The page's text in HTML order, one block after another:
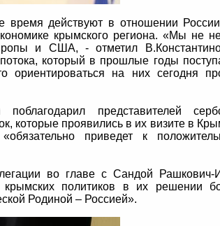
время действуют в отношении
крымского региона. «Мы не
и США, - отметил
который в прошлые годы
ориентироваться на них сегодня
представителей
которые проявились в их визите в
приведет к
во главе с Сандой Рашкович-
крымских политиков в их решении
Родиной – Россией».